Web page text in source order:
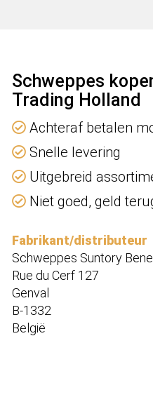
Schweppes
Trading Holland
Achteraf betalen
Snelle levering
Uitgebreid
Niet goed, geld
Fabrikant/distributeur
Schweppes Suntory
Rue du Cerf 127
Genval
B-1332
België